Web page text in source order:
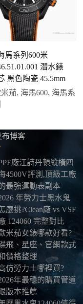
品，餘款在出貨
可以一次性全額
盡量幫您爭取更
較安全的到付
地址及聯絡方式
欧美以及其他海
案另行報價，客
門款現貨數量有
上喜歡的腕錶。
馬系列600米
潛水錶
黑色陶瓷 45.5mm
米茄, 海馬600, 海馬系
布博客
廠江詩丹頓縱橫四
4500V評測,頂級工廠
最強運動表副本
年勞力士黑水鬼
麼挑?Clean廠 vs VSF
124060 完整對比
歐米茄女錶哪款好看?
飛、星座、官網款式
價格整理
仿勞力士哪裡買?
年最穩的購買管道
版本推薦